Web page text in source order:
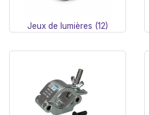
Jeux de lumières (12)